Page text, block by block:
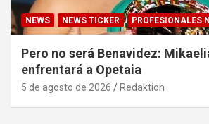
NEWS NEWS TICKER PROFESIONALES
Pero no será Benavidez:
enfrentará a Opetaia
5 de agosto de 2026 Redaktion